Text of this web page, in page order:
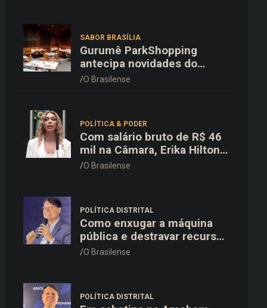
SABOR BRASÍLIA
Gurumê ParkShopping
antecipa novidades do
cardápio e oferece 25% de
O Brasilense
POLÍTICA & PODER
Com salário bruto de R$ 46
mil na Câmara, Erika Hilton
declara patrimônio de R$
O Brasilense
POLÍTICA DISTRITAL
Como enxugar a máquina
pública e destravar recursos
para a saúde e educação no
O Brasilense
POLÍTICA DISTRITAL